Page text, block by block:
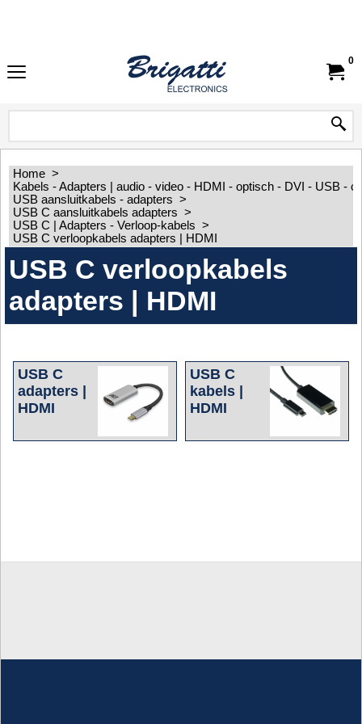
0
Home >
Kabels - Adapters | audio - video - HDMI - optisch - DVI - USB -
USB aansluitkabels - adapters >
USB C aansluitkabels adapters >
USB C | Adapters - Verloop-kabels >
USB C verloopkabels adapters | HDMI
USB C verloopkabels
adapters | HDMI
USB C
adapters |
HDMI
USB C
kabels |
HDMI